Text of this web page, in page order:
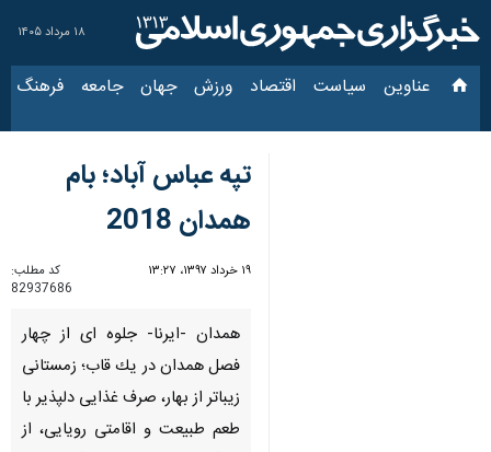
۱۸ مرداد ۱۴۰۵
عناوین‌ سیاست اقتصاد ورزش جهان جامعه فرهنگ
تپه عباس آباد؛ بام
همدان 2018
۱۹ خرداد ۱۳۹۷، ۱۳:۲۷
کد مطلب:
82937686
همدان -ایرنا- جلوه ای از چهار
فصل همدان در یك قاب؛ زمستانی
زیباتر از بهار، صرف غذایی دلپذیر با
طعم طبیعت و اقامتی رویایی، از